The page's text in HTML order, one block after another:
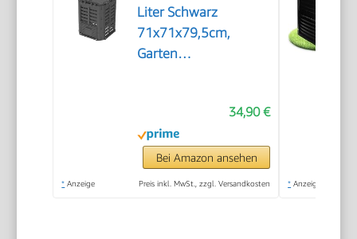
Liter Schwarz
71x71x79,5cm,
Garten
Witterungsbeständig,
Thermokomposter
mit Belüftungssystem,
Kunststoff
34,90 €
Bei Amazon ansehen
* Anzeige Preis inkl. MwSt., zzgl. Versandkosten * Anzeige